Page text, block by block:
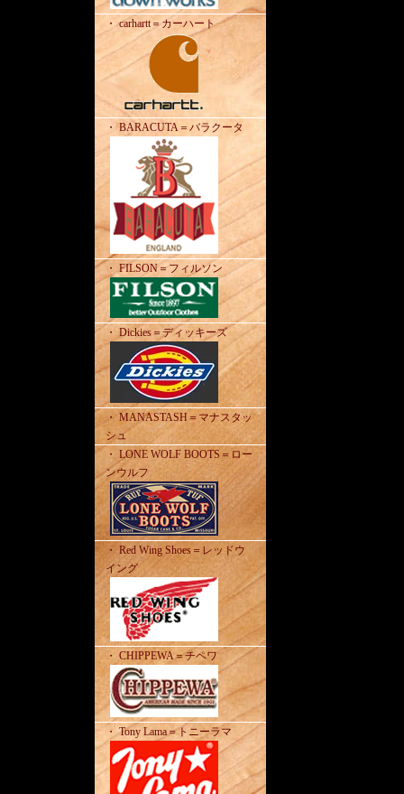
・ carhartt＝カーハート
・ BARACUTA＝バラクータ
・ FILSON＝フィルソン
・ Dickies＝ディッキーズ
・ MANASTASH＝マナスタッ
シュ
・ LONE WOLF BOOTS＝ロー
ンウルフ
・ Red Wing Shoes＝レッドウ
イング
・ CHIPPEWA＝チペワ
・ Tony Lama＝トニーラマ